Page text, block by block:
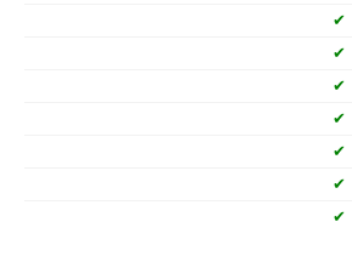
✔
✔
✔
✔
✔
✔
✔